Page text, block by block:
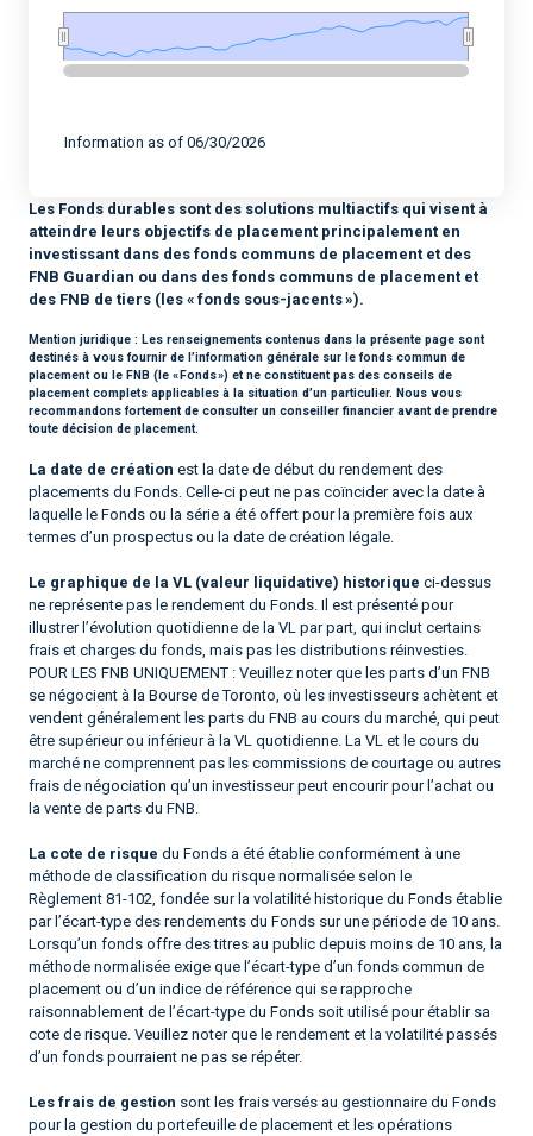
Information as of 06/30/2026
Les Fonds durables sont des solutions multiactifs qui visent à
atteindre leurs objectifs de placement principalement en
investissant dans des fonds communs de placement et des
FNB Guardian ou dans des fonds communs de placement et
des FNB de tiers (les « fonds sous-jacents »).
Mention juridique : Les renseignements contenus dans la présente page sont
destinés à vous fournir de l’information générale sur le fonds commun de
placement ou le FNB (le « Fonds ») et ne constituent pas des conseils de
placement complets applicables à la situation d’un particulier. Nous vous
recommandons fortement de consulter un conseiller financier avant de prendre
toute décision de placement.
La date de création est la date de début du rendement des
placements du Fonds. Celle-ci peut ne pas coïncider avec la date à
laquelle le Fonds ou la série a été offert pour la première fois aux
termes d’un prospectus ou la date de création légale.
Le graphique de la VL (valeur liquidative) historique ci-dessus
ne représente pas le rendement du Fonds. Il est présenté pour
illustrer l’évolution quotidienne de la VL par part, qui inclut certains
frais et charges du fonds, mais pas les distributions réinvesties.
POUR LES FNB UNIQUEMENT : Veuillez noter que les parts d’un FNB
se négocient à la Bourse de Toronto, où les investisseurs achètent et
vendent généralement les parts du FNB au cours du marché, qui peut
être supérieur ou inférieur à la VL quotidienne. La VL et le cours du
marché ne comprennent pas les commissions de courtage ou autres
frais de négociation qu’un investisseur peut encourir pour l’achat ou
la vente de parts du FNB.
La cote de risque du Fonds a été établie conformément à une
méthode de classification du risque normalisée selon le
Règlement 81-102, fondée sur la volatilité historique du Fonds établie
par l’écart-type des rendements du Fonds sur une période de 10 ans.
Lorsqu’un fonds offre des titres au public depuis moins de 10 ans, la
méthode normalisée exige que l’écart-type d’un fonds commun de
placement ou d’un indice de référence qui se rapproche
raisonnablement de l’écart-type du Fonds soit utilisé pour établir sa
cote de risque. Veuillez noter que le rendement et la volatilité passés
d’un fonds pourraient ne pas se répéter.
Les frais de gestion sont les frais versés au gestionnaire du Fonds
pour la gestion du portefeuille de placement et les opérations